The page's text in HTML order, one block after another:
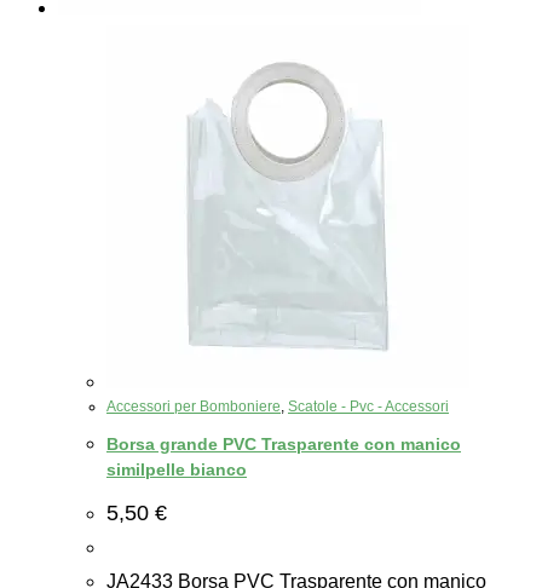
Accessori per Bomboniere, Scatole - Pvc - Accessori
Borsa grande PVC Trasparente con manico
similpelle bianco
5,50 €
JA2433 Borsa PVC Trasparente con manico